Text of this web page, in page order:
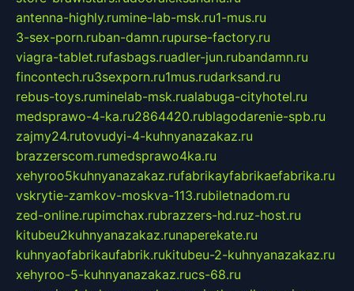
antenna-highly.rumine-lab-msk.ru1-mus.ru
3-sex-porn.ruban-damn.rupurse-factory.ru
viagra-tablet.rufasbags.ruadler-jun.rubandamn.ru
fincontech.ru3sexporn.ru1mus.rudarksand.ru
rebus-toys.ruminelab-msk.rualabuga-cityhotel.ru
medsprawo-4-ka.ru2864420.rublagodarenie-spb.ru
zajmy24.rutovudyi-4-kuhnyanazakaz.ru
brazzerscom.rumedsprawo4ka.ru
xehyroo5kuhnyanazakaz.rufabrikayfabrikaefabrika.ru
vskrytie-zamkov-moskva-113.rubiletnadom.ru
zed-online.rupimchax.rubrazzers-hd.ruz-host.ru
kitubeu2kuhnyanazakaz.runaperekate.ru
kuhnyaofabrikaufabrik.rukitubeu-2-kuhnyanazakaz.ru
xehyroo-5-kuhnyanazakaz.rucs-68.ru